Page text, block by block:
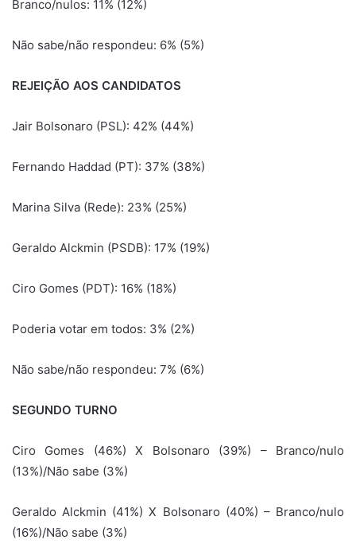
Branco/nulos: 11% (12%)
Não sabe/não respondeu: 6% (5%)
REJEIÇÃO AOS CANDIDATOS
Jair Bolsonaro (PSL): 42% (44%)
Fernando Haddad (PT): 37% (38%)
Marina Silva (Rede): 23% (25%)
Geraldo Alckmin (PSDB): 17% (19%)
Ciro Gomes (PDT): 16% (18%)
Poderia votar em todos: 3% (2%)
Não sabe/não respondeu: 7% (6%)
SEGUNDO TURNO
Ciro Gomes (46%) X Bolsonaro (39%) – Branco/nulo
(13%)/Não sabe (3%)
Geraldo Alckmin (41%) X Bolsonaro (40%) – Branco/nulo
(16%)/Não sabe (3%)